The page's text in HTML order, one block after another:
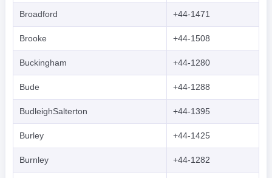
Broadford
+44-1471
Brooke +44-1508
Buckingham +44-1280
Bude +44-1288
BudleighSalterton +44-1395
Burley +44-1425
Burnley +44-1282